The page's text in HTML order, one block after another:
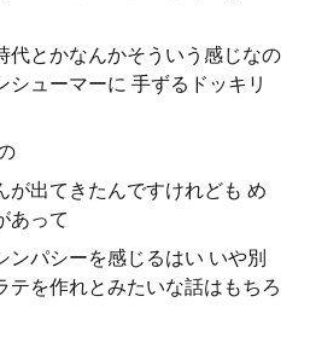
代とかなんかそういう感じなの
ューマーに 手ずるドッキリ
が出てきたんですけれども め
あって
ンパシーを感じるはい いや別
テを作れとみたいな話はもちろ